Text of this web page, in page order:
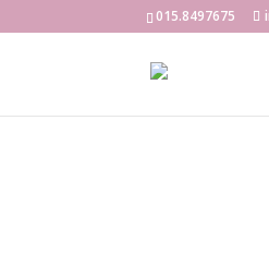
015.8497675